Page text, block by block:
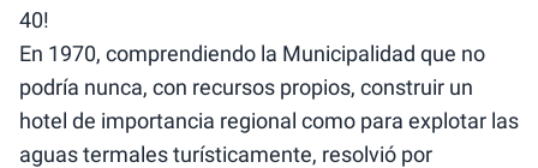
40!
En 1970, comprendiendo la Municipalidad que no
podría nunca, con recursos propios, construir un
hotel de importancia regional como para explotar las
aguas termales turísticamente, resolvió por